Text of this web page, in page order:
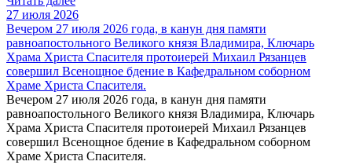
27 июля 2026
Вечером 27 июля 2026 года, в канун дня памяти
равноапостольного Великого князя Владимира, Ключарь
Храма Христа Спасителя протоиерей Михаил Рязанцев
совершил Всенощное бдение в Кафедральном соборном
Храме Христа Спасителя.
Вечером 27 июля 2026 года, в канун дня памяти
равноапостольного Великого князя Владимира, Ключарь
Храма Христа Спасителя протоиерей Михаил Рязанцев
совершил Всенощное бдение в Кафедральном соборном
Храме Христа Спасителя.